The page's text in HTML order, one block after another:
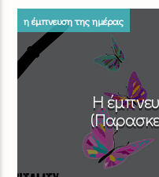
η έμπνευση της ημέρας
Η